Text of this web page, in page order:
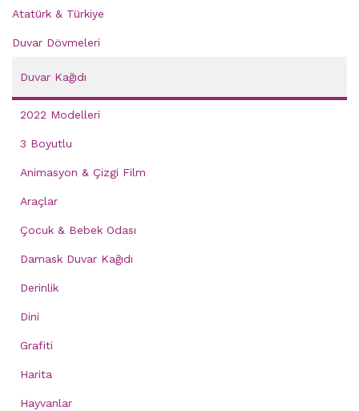
Atatürk & Türkiye
Duvar Dövmeleri
Duvar Kağıdı
2022 Modelleri
3 Boyutlu
Animasyon & Çizgi Film
Araçlar
Çocuk & Bebek Odası
Damask Duvar Kağıdı
Derinlik
Dini
Grafiti
Harita
Hayvanlar